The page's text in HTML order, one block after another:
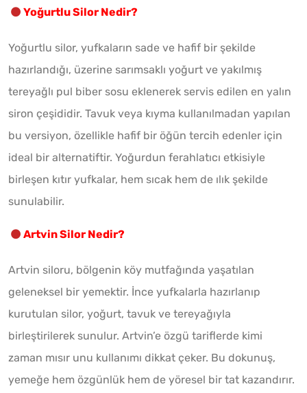
Yoğurtlu Silor Nedir?
Yoğurtlu silor, yufkaların sade ve hafif bir şekilde
hazırlandığı, üzerine sarımsaklı yoğurt ve yakılmış
tereyağlı pul biber sosu eklenerek servis edilen en yalın
siron çeşididir. Tavuk veya kıyma kullanılmadan yapılan
bu versiyon, özellikle hafif bir öğün tercih edenler için
ideal bir alternatiftir. Yoğurdun ferahlatıcı etkisiyle
birleşen kıtır yufkalar, hem sıcak hem de ılık şekilde
sunulabilir.
Artvin Silor Nedir?
Artvin siloru, bölgenin köy mutfağında yaşatılan
geleneksel bir yemektir. İnce yufkalarla hazırlanıp
kurutulan silor, yoğurt, tavuk ve tereyağıyla
birleştirilerek sunulur. Artvin’e özgü tariflerde kimi
zaman mısır unu kullanımı dikkat çeker. Bu dokunuş,
yemeğe hem özgünlük hem de yöresel bir tat kazandırır.